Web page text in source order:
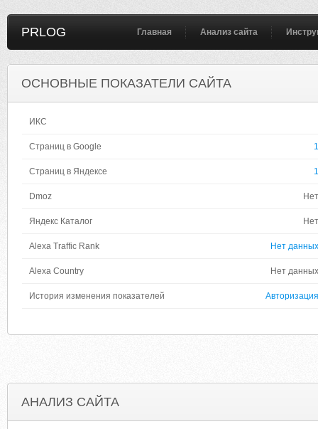
PRLOG Главная Анализ сайта
ОСНОВНЫЕ ПОКАЗАТЕЛИ САЙТА
ИКС
Страниц в Google 1
Страниц в Яндексе 1
Dmoz Нет
Яндекс Каталог Нет
Alexa Traffic Rank Нет данных
Alexa Country Нет данных
История изменения показателей Авторизация
АНАЛИЗ САЙТА